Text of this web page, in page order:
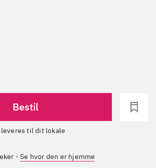
Bestil
-Se hvor den er hjemme